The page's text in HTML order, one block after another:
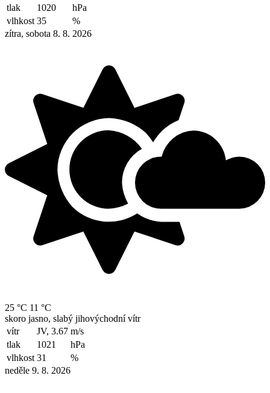
tlak
1020
hPa
vlhkost 35
%
zítra, sobota 8. 8. 2026
25 °C 11 °C
skoro jasno, slabý jihovýchodní vítr
vítr
JV, 3.67 m/s
tlak
1021
hPa
vlhkost 31
%
neděle 9. 8. 2026